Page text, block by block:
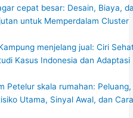
cepat besar: Desain, Biaya,
untuk Memperdalam Cluster
menjelang jual: Ciri
Kasus Indonesia dan Adaptasi
Petelur skala rumahan: Peluang,
Utama, Sinyal Awal, dan